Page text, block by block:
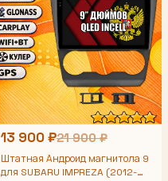
13 900 ₽21 900 ₽
Штатная Андроид магнитола 9
для SUBARU IMPREZA (2012-